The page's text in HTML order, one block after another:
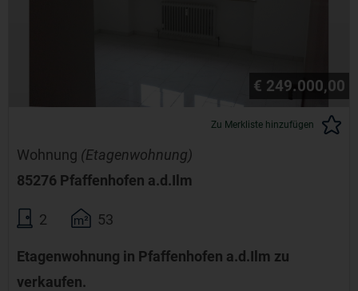
€ 249.000,00
Zu Merkliste hinzufügen
Wohnung (Etagenwohnung)
85276 Pfaffenhofen a.d.Ilm
2 53
Etagenwohnung in Pfaffenhofen a.d.Ilm zu
verkaufen.